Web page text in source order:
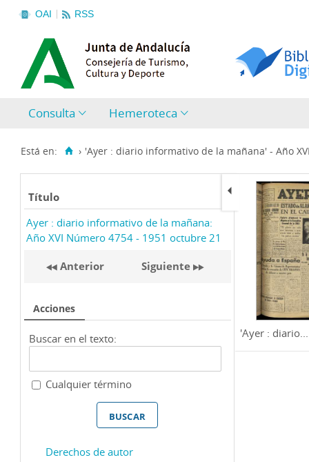
OAI RSS
Consulta Hemeroteca
Está en: › 'Ayer : diario informativo de la mañana' - Año
Título
Ayer : diario informativo de la mañana:
Año XVI Número 4754 - 1951 octubre 21
Anterior Siguiente
Acciones
Buscar en el texto:
Cualquier término
Derechos de autor
'Ayer : diario...